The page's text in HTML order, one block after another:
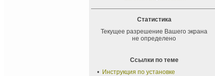
Статистика
Текущее разрешение Вашего экрана
не определено
Ссылки по теме
• Инструкция по установке